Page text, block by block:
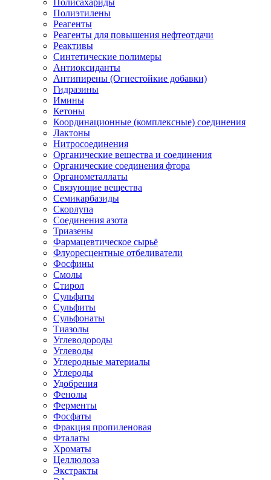
Полисахариды
Полиэтилены
Реагенты
Реагенты для повышения нефтеотдачи
Реактивы
Синтетические полимеры
Антиоксиданты
Антипирены (Огнестойкие добавки)
Гидразины
Имины
Кетоны
Координационные (комплексные) соединения
Лактоны
Нитросоединения
Органические вещества и соединения
Органические соединения фтора
Органометаллаты
Связующие вещества
Семикарбазиды
Скорлупа
Соединения азота
Триазены
Фармацевтическое сырьё
Флуоресцентные отбеливатели
Фосфины
Смолы
Стирол
Сульфаты
Сульфиты
Сульфонаты
Тиазолы
Углеводороды
Углеводы
Углеродные материалы
Углероды
Удобрения
Фенолы
Ферменты
Фосфаты
Фракция пропиленовая
Фталаты
Хроматы
Целлюлоза
Экстракты